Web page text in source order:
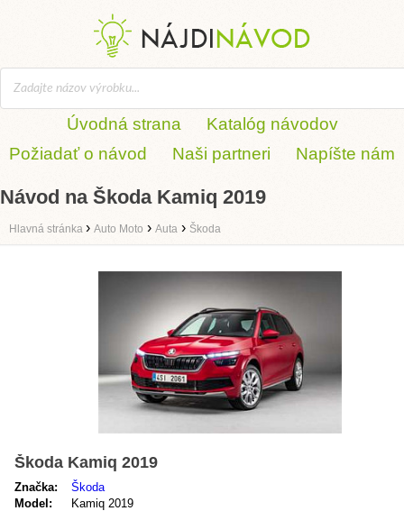
Úvodná strana
Katalóg návodov
Požiadať o návod
Naši partneri Napíšte nám
Návod na Škoda Kamiq 2019
Hlavná stránka › Auto Moto › Auta › Škoda
Škoda Kamiq 2019
Značka:
Škoda
Model:
Kamiq 2019